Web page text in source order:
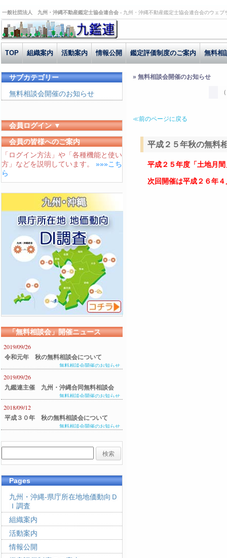
一般社団法人 九州・沖縄不動産鑑定士協会連合会 - 九州・沖縄不動産鑑定士協会連合会のウェ
TOP 組織案内 活動案内 情報公開 鑑定評価制度のご案内 無料相
» 無料相談会開催のお知らせ
≪前のページに戻る
平成２５年秋の無料
平成２５年度「土地月
次回開催は平成２６年
サブカテゴリー
無料相談会開催のお知らせ
会員ログイン ▼
ユーザーID
パスワード
会員の皆様へのご案内
「ログイン方法」や「各種機能と使い
方」などを説明しています。 »»»こち
ら
「無料相談会」開催ニュース
2019/09/26
令和元年 秋の無料相談会について
無料相談会開催のお知らせ
2019/09/26
九鑑連主催 九州・沖縄合同無料相談会
のご案内
無料相談会開催のお知らせ
2018/09/12
平成３０年 秋の無料相談会について
無料相談会開催のお知らせ
Pages
九州・沖縄-県庁所在地地価動向Ｄ
Ｉ調査
組織案内
活動案内
情報公開